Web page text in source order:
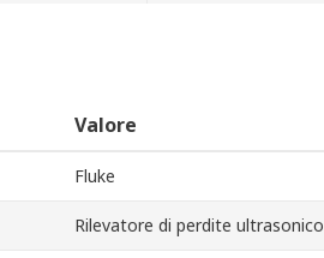
Valore
Fluke
Rilevatore di perdite ultrasonico